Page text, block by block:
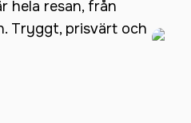
hela resan, från
Tryggt, prisvärt och